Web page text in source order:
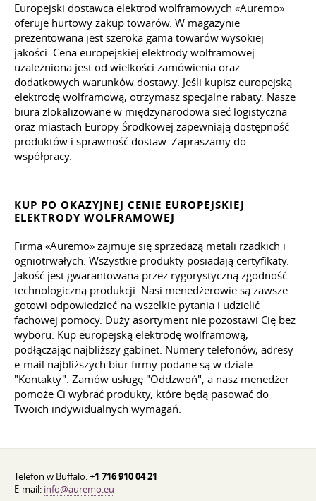
Europejski dostawca elektrod wolframowych «Auremo»
oferuje hurtowy zakup towarów. W magazynie
prezentowana jest szeroka gama towarów wysokiej
jakości. Cena europejskiej elektrody wolframowej
uzależniona jest od wielkości zamówienia oraz
dodatkowych warunków dostawy. Jeśli kupisz europejską
elektrodę wolframową, otrzymasz specjalne rabaty. Nasze
biura zlokalizowane w międzynarodowa sieć logistyczna
oraz miastach Europy Środkowej zapewniają dostępność
produktów i sprawność dostaw. Zapraszamy do
współpracy.
KUP PO OKAZYJNEJ CENIE EUROPEJSKIEJ
ELEKTRODY WOLFRAMOWEJ
Firma «Auremo» zajmuje się sprzedażą metali rzadkich i
ogniotrwałych. Wszystkie produkty posiadają certyfikaty.
Jakość jest gwarantowana przez rygorystyczną zgodność
technologiczną produkcji. Nasi menedżerowie są zawsze
gotowi odpowiedzieć na wszelkie pytania i udzielić
fachowej pomocy. Duży asortyment nie pozostawi Cię bez
wyboru. Kup europejską elektrodę wolframową,
podłączając najbliższy gabinet. Numery telefonów, adresy
e-mail najbliższych biur firmy podane są w dziale
"Kontakty". Zamów usługę "Oddzwoń", a nasz menedżer
pomoże Ci wybrać produkty, które będą pasować do
Twoich indywidualnych wymagań.
Telefon w Buffalo:+1 716 910 04 21
E-mail: info@auremo.eu